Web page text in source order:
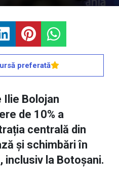
preferată
Ilie Bolojan
de 10% a
centrală din
și schimbări în
inclusiv la Botoșani.